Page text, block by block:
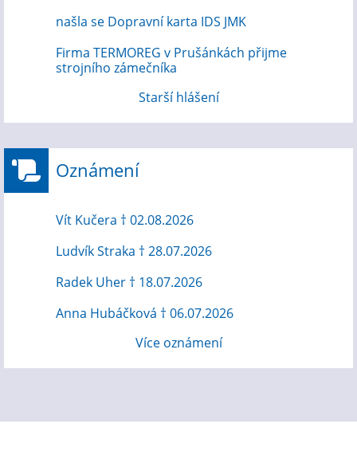
našla se Dopravní karta IDS JMK
Firma TERMOREG v Prušánkách přijme
strojního zámečníka
Starší hlášení
Oznámení
Vít Kučera † 02.08.2026
Ludvík Straka † 28.07.2026
Radek Uher † 18.07.2026
Anna Hubáčková † 06.07.2026
Více oznámení